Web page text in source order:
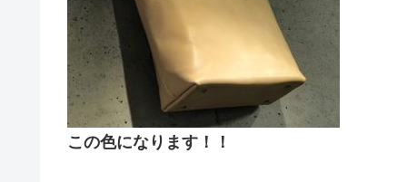
この色になります！！